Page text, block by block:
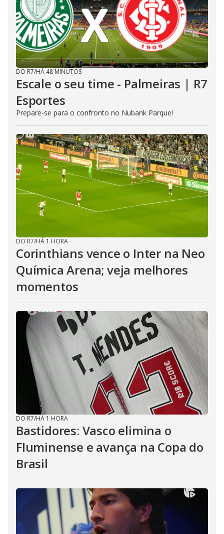
DO R7/HÁ 48 MINUTOS
Escale o seu time - Palmeiras | R7
Esportes
Prepare-se para o confronto no Nubank Parque!
DO R7/HÁ 1 HORA
Corinthians vence o Inter na Neo
Química Arena; veja melhores
momentos
DO R7/HÁ 1 HORA
Bastidores: Vasco elimina o
Fluminense e avança na Copa do
Brasil